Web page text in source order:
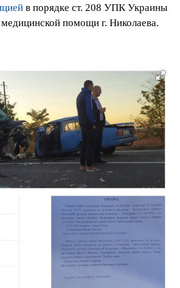
в порядке ст. 208 УПК Украины
помощи г. Николаева.